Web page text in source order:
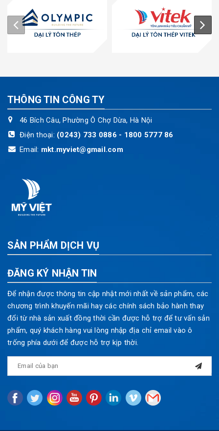
THÔNG TIN CÔNG TY
46 Bích Câu, Phường Ô Chợ Dừa, Hà Nội
Điện thoại: (0243) 733 0886 - 1800 5777 86
Email: mkt.myviet@gmail.com
SẢN PHẨM DỊCH VỤ
ĐĂNG KÝ NHẬN TIN
Để nhận được thông tin cập nhật mới nhất về sản phẩm, các
chương trình khuyến mãi hay các chính sách bảo hành thay
đổi từ nhà sản xuất đồng thời cần được hỗ trợ để tư vấn sản
phẩm, quý khách hàng vui lòng nhập địa chỉ email vào ô
trống phía dưới để được hỗ trợ kịp thời.